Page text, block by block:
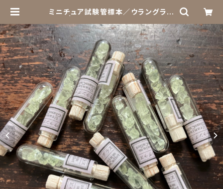
ミニチュア試験管標本／ウラングラス